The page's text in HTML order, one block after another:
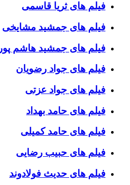
فیلم های ثریا قاسمی
فیلم های جمشید مشایخی
فیلم های جمشید هاشم پور
فیلم های جواد رضویان
فیلم های جواد عزتی
فیلم های حامد بهداد
فیلم های حامد کمیلی
فیلم های حبیب رضایی
فیلم های حدیث فولادوند